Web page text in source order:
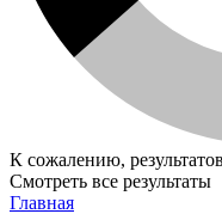
К сожалению,
Смотреть все результаты
Главная